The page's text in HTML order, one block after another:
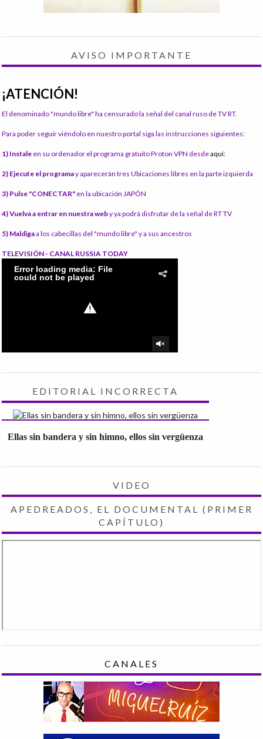
AVISO IMPORTANTE
¡ATENCIÓN!
El denominado "mundo libre" ha censurado la señal del canal ruso de TV RT.
Para poder seguir viéndolo en nuestro portal siga las instrucciones siguientes:
1) Instale en su ordenador el programa gratuito Proton VPN desdeaquí:
2) Ejecute el programay aparecerán tres Ubicaciones libres en la parte izquierda
3) Pulse "CONECTAR" en la ubicación JAPÓN
4) Vuelva a entrar en nuestra weby ya podrá disfrutar de la señal de RT TV
5) Maldigaa los cabecillas del "mundo libre" y a sus ancestros
TELEVISIÓN - CANAL RUSSIA TODAY
EDITORIAL INCORRECTA
Ellas sin bandera y sin himno, ellos sin vergüenza
VIDEO
APEDREADOS, EL DOCUMENTAL (PRIMER
CAPÍTULO)
CANALES